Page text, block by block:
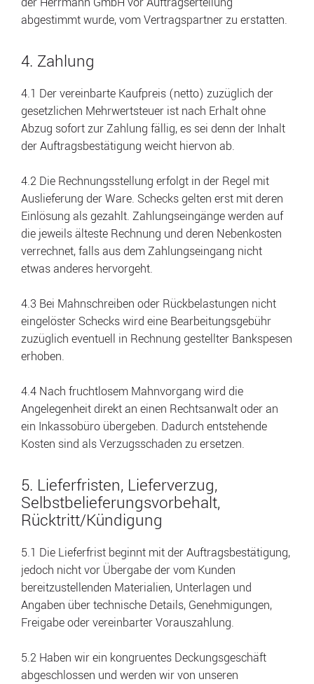
abgestimmt wurde, vom Vertragspartner zu erstatten.
4. Zahlung
4.1 Der vereinbarte Kaufpreis (netto) zuzüglich der
gesetzlichen Mehrwertsteuer ist nach Erhalt ohne
Abzug sofort zur Zahlung fällig, es sei denn der Inhalt
der Auftragsbestätigung weicht hiervon ab.
4.2 Die Rechnungsstellung erfolgt in der Regel mit
Auslieferung der Ware. Schecks gelten erst mit deren
Einlösung als gezahlt. Zahlungseingänge werden auf
die jeweils älteste Rechnung und deren Nebenkosten
verrechnet, falls aus dem Zahlungseingang nicht
etwas anderes hervorgeht.
4.3 Bei Mahnschreiben oder Rückbelastungen nicht
eingelöster Schecks wird eine Bearbeitungsgebühr
zuzüglich eventuell in Rechnung gestellter Bankspesen
erhoben.
4.4 Nach fruchtlosem Mahnvorgang wird die
Angelegenheit direkt an einen Rechtsanwalt oder an
ein Inkassobüro übergeben. Dadurch entstehende
Kosten sind als Verzugsschaden zu ersetzen.
5. Lieferfristen, Lieferverzug,
Selbstbelieferungsvorbehalt,
Rücktritt/Kündigung
5.1 Die Lieferfrist beginnt mit der Auftragsbestätigung,
jedoch nicht vor Übergabe der vom Kunden
bereitzustellenden Materialien, Unterlagen und
Angaben über technische Details, Genehmigungen,
Freigabe oder vereinbarter Vorauszahlung.
5.2 Haben wir ein kongruentes Deckungsgeschäft
abgeschlossen und werden wir von unseren